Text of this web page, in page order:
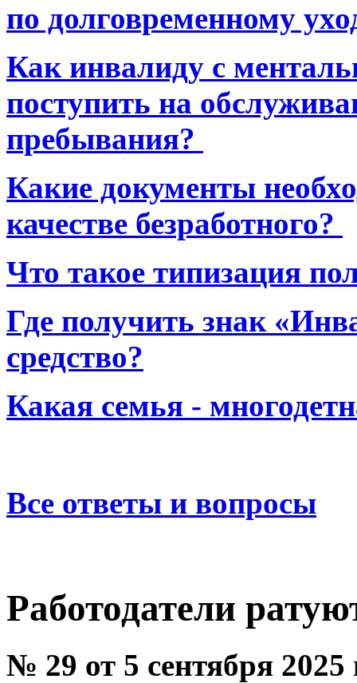
по долговременному
Как инвалиду с
поступить на
пребывания?
Какие документы
качестве безработного?
Что такое типизация
Где получить знак
средство?
Какая семья -
Все ответы и вопросы
Работодатели
№ 29 от 5 сентября 2025